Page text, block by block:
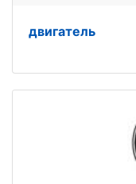
двигатель